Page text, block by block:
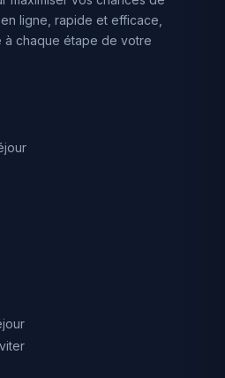
ligne, rapide et efficace,
à chaque étape de votre